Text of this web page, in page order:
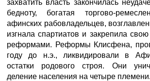
захватить власть закончилась
бедноту, богатая торгово-
афинских рабовладельцев,
изгнала спартиатов и закрепила
реформами. Реформы Клисфена,
году до н.э., ликвидировали в
остатки родового строя. Они
деление населения на четыре племени.